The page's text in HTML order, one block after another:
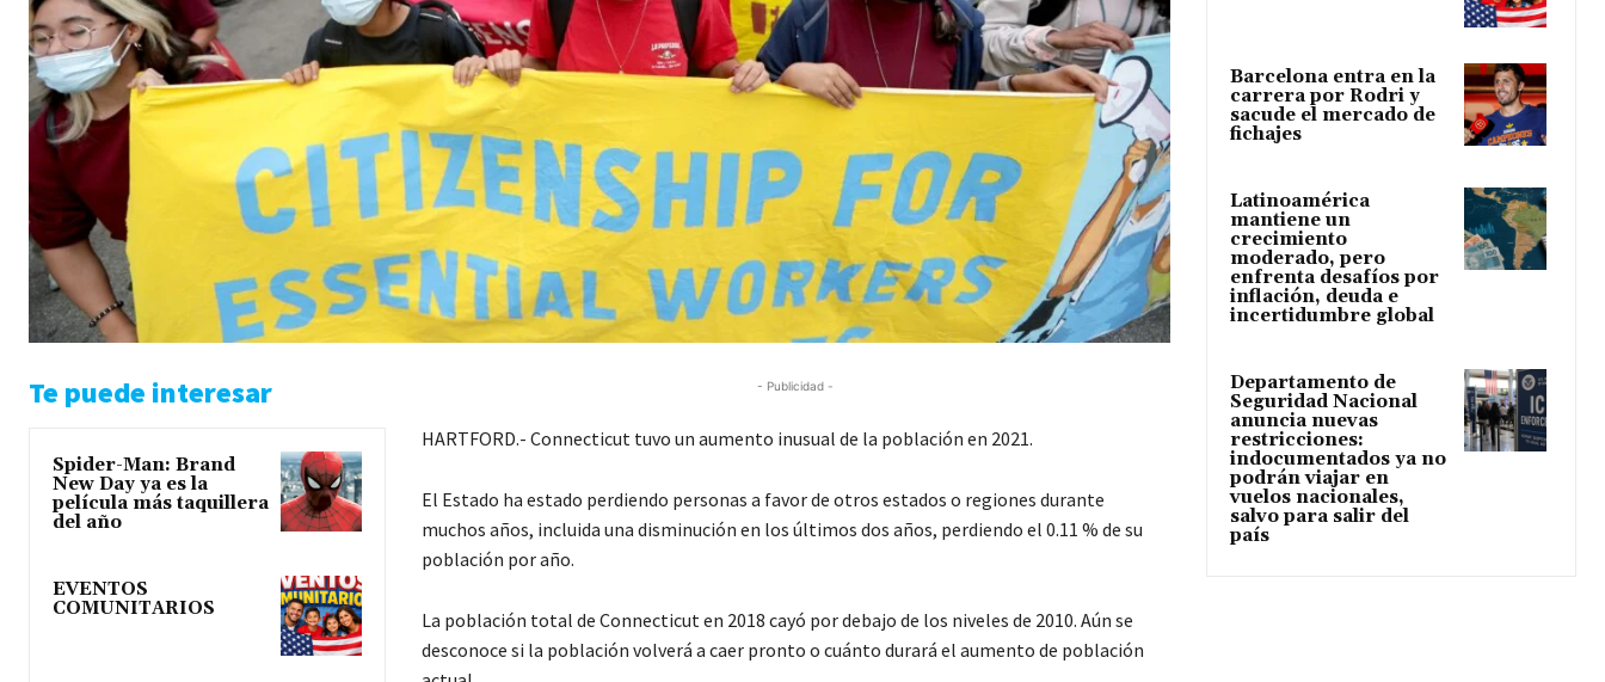
Te puede interesar
Spider-Man: Brand
New Day ya es la
película más taquillera
del año
EVENTOS
COMUNITARIOS
- Publicidad -
HARTFORD.- Connecticut tuvo un aumento inusual de la población en 2021.
El Estado ha estado perdiendo personas a favor de otros estados o regiones durante
muchos años, incluida una disminución en los últimos dos años, perdiendo el 0.11 % de su
población por año.
La población total de Connecticut en 2018 cayó por debajo de los niveles de 2010. Aún se
desconoce si la población volverá a caer pronto o cuánto durará el aumento de población
Barcelona entra en la
carrera por Rodri y
sacude el mercado de
fichajes
Latinoamérica
mantiene un
crecimiento
moderado, pero
enfrenta desafíos por
inflación, deuda e
incertidumbre global
Departamento de
Seguridad Nacional
anuncia nuevas
restricciones:
indocumentados ya no
podrán viajar en
vuelos nacionales,
salvo para salir del
país